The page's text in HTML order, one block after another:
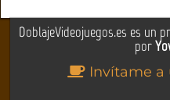
DoblajeVideojuegos.es es un
por
Invítame a